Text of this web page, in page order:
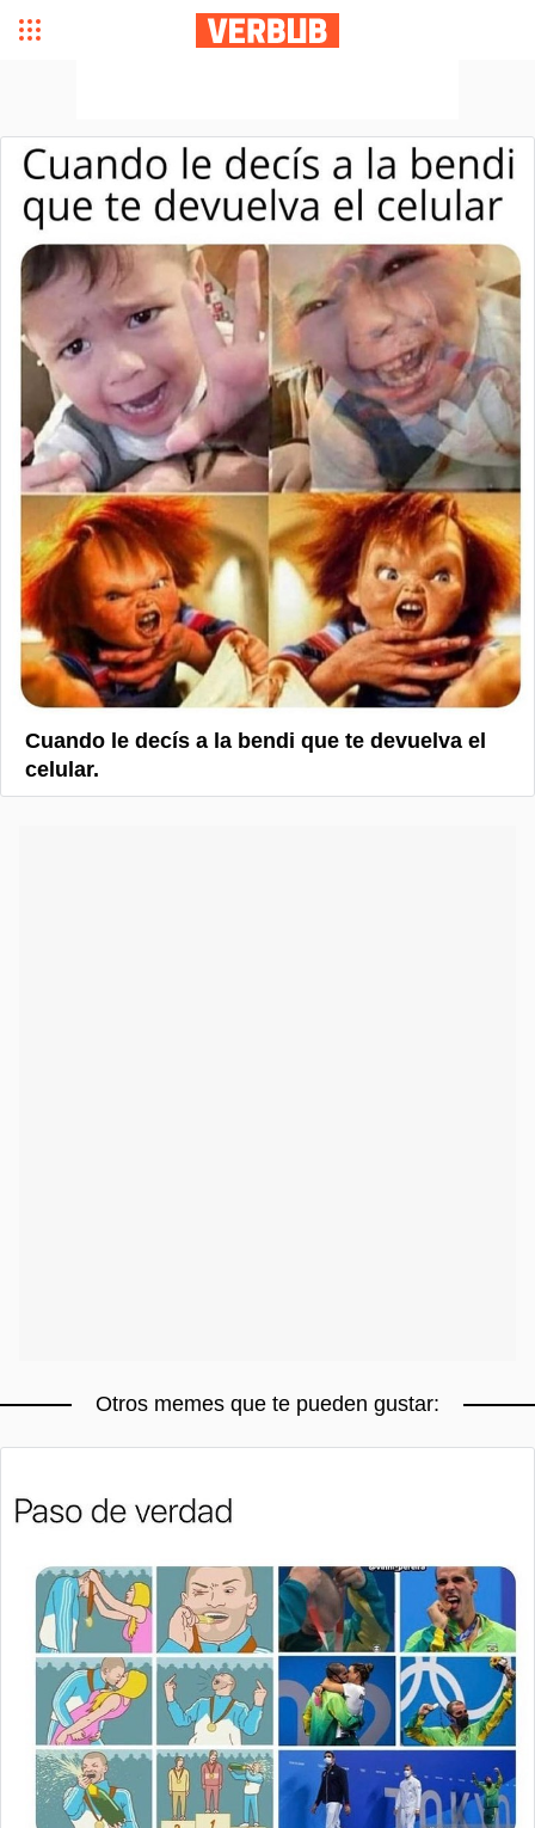
Cuando le decís a la bendi que te devuelva el
celular.
Otros memes que te pueden gustar: